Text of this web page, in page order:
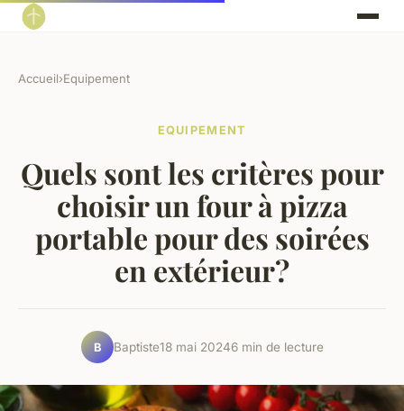
Accueil›Equipement
EQUIPEMENT
Quels sont les critères pour
choisir un four à pizza
portable pour des soirées
en extérieur?
B Baptiste18 mai 20246 min de lecture